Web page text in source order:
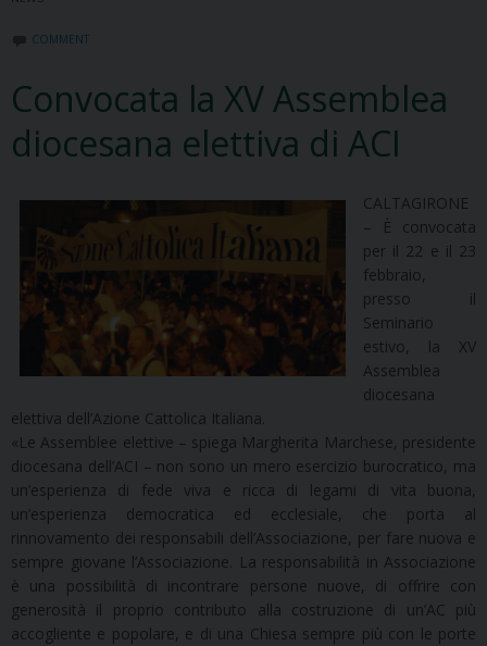
COMMENT
Convocata la XV Assemblea
diocesana elettiva di ACI
CALTAGIRONE
– È convocata
per il 22 e il 23
febbraio,
presso il
Seminario
estivo, la XV
Assemblea
diocesana
elettiva dell’Azione Cattolica Italiana.
«Le Assemblee elettive – spiega Margherita Marchese, presidente
diocesana dell’ACI – non sono un mero esercizio burocratico, ma
un’esperienza di fede viva e ricca di legami di vita buona,
un’esperienza democratica ed ecclesiale, che porta al
rinnovamento dei responsabili dell’Associazione, per fare nuova e
sempre giovane l’Associazione. La responsabilità in Associazione
è una possibilità di incontrare persone nuove, di offrire con
generosità il proprio contributo alla costruzione di un’AC più
accogliente e popolare, e di una Chiesa sempre più con le porte